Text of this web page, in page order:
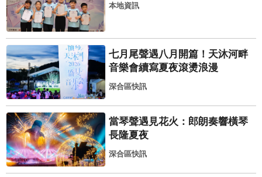
本地資訊
七月尾聲遇八月開篇！天沐河畔
音樂會續寫夏夜滾燙浪漫
深合區快訊
當琴聲遇見花火：郎朗奏響橫琴
長隆夏夜
深合區快訊